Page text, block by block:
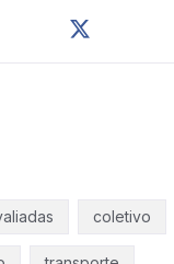
coletivo